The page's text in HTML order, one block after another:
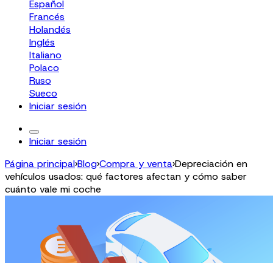
Español
Francés
Holandés
Inglés
Italiano
Polaco
Ruso
Sueco
Iniciar sesión
Iniciar sesión
Página principal›Blog›Compra y venta›Depreciación en
vehículos usados: qué factores afectan y cómo saber
cuánto vale mi coche